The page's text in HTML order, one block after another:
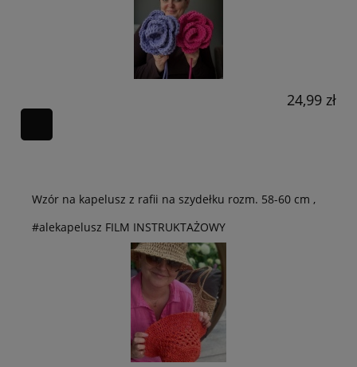
24,99 zł
Wzór na kapelusz z rafii na szydełku rozm. 58-60 cm ,
#alekapelusz FILM INSTRUKTAŻOWY